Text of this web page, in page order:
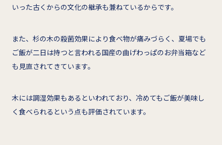
いった古くからの文化の継承も兼ねているからです。
また、杉の木の殺菌効果により食べ物が痛みづらく、夏場でも
ご飯が二日は持つと言われる国産の曲げわっぱのお弁当箱など
も見直されてきています。
木には調湿効果もあるといわれており、冷めてもご飯が美味し
く食べられるという点も評価されています。